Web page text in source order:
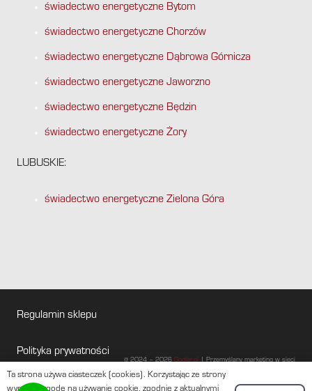
świadectwo energetyczne Bytom
świadectwo energetyczne Chorzów
świadectwo energetyczne Dąbrowa Górnicza
świadectwo energetyczne Jaworzno
świadectwo energetyczne Będzin
świadectwo energetyczne Żory
LUBUSKIE:
świadectwo energetyczne Zielona Góra
Regulamin sklepu
Polityka prywatności
Baza wiedzy
@ 2024 – 2026Gogler.pl| Przemyślany marketing w sieci
Ta strona używa ciasteczek (cookies). Korzystając ze strony